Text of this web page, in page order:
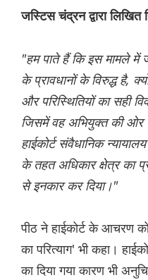
जस्टिस चंद्रन द्वारा लिखित
"हम पाते हैं कि इस मामले में
के प्रावधानों के विरुद्ध है,
और परिस्थितियों का सही
जिसमें वह अभियुक्त की
हाईकोर्ट संवैधानिक
के तहत अधिकार क्षेत्र का
से इनकार कर दिया।"
पीठ ने हाईकोर्ट के आचरण
का परित्याग' भी कहा।
का दिया गया कारण भी